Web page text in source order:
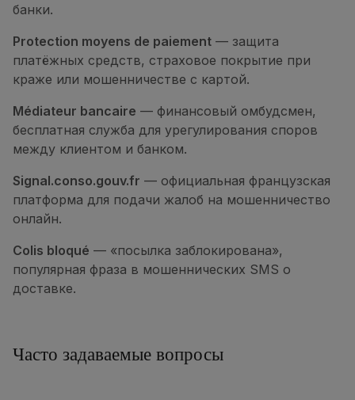
банки.
Protection moyens de paiement — защита
платёжных средств, страховое покрытие при
краже или мошенничестве с картой.
Médiateur bancaire — финансовый омбудсмен,
бесплатная служба для урегулирования споров
между клиентом и банком.
Signal.conso.gouv.fr — официальная французская
платформа для подачи жалоб на мошенничество
онлайн.
Colis bloqué — «посылка заблокирована»,
популярная фраза в мошеннических SMS о
доставке.
Часто задаваемые вопросы